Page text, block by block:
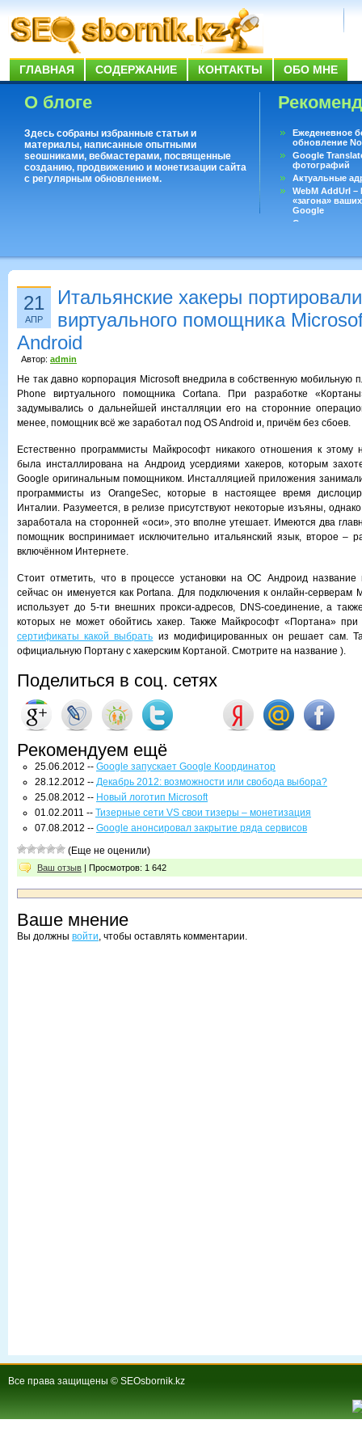
ГЛАВНАЯ СОДЕРЖАНИЕ КОНТАКТЫ ОБО МНЕ
О блоге
Здесь собраны избранные статьи и
материалы, написанные опытными
seoшниками, вебмастерами, посвященные
созданию, продвижению и монетизации сайта
с регулярным обновлением.
Ежеденевное
обновление
Google
фотографий
Актуальные
WebM AddUrl
«загона»
Google
Существует
21
АПР
Итальянские хакеры портировали
виртуального помощника
Android
Автор: admin
Не так давно корпорация Microsoft внедрила в собственную мобильную
Phone виртуального помощника Cortana. При разработке
задумывались о дальнейшей инсталляции его на сторонние
менее, помощник всё же заработал под OS Android и, причём без сбоев.
Естественно программисты Майкрософт никакого отношения к
была инсталлирована на Андроид усердиями хакеров, которым
Google оригинальным помощником. Инсталляцией приложения
программисты из OrangeSec, которые в настоящее время
Инталии. Разумеется, в релизе присутствуют некоторые изъяны,
заработала на сторонней «оси», это вполне утешает. Имеются два
помощник воспринимает исключительно итальянский язык, второе –
включённом Интернете.
Стоит отметить, что в процессе установки на OC Андроид название
сейчас он именуется как Portana. Для подключения к онлайн-серверам
использует до 5-ти внешних прокси-адресов, DNS-соединение, а
которых не может обойтись хакер. Также Майкрософт «Портана»
сертификаты какой выбрать из модифицированных он решает сам.
официальную Портану с хакерским Кортаной. Смотрите на название ).
Поделиться в соц. сетях
Рекомендуем ещё
25.06.2012 -- Google запускает Google Координатор
28.12.2012 -- Декабрь 2012: возможности или свобода выбора?
25.08.2012 -- Новый логотип Microsoft
01.02.2011 -- Тизерные сети VS свои тизеры – монетизация
07.08.2012 -- Google анонсировал закрытие ряда сервисов
(Еще не оценили)
Ваш отзыв | Просмотров: 1 642
Ваше мнение
Вы должны войти, чтобы оставлять комментарии.
Все права защищены © SEOsbornik.kz